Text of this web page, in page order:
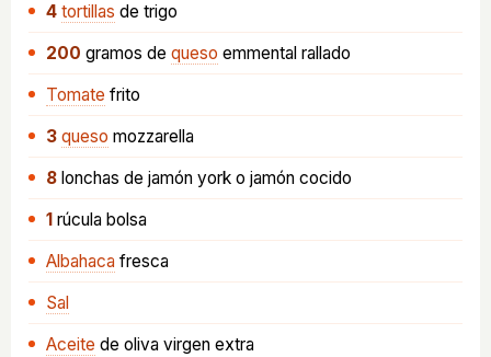
4 tortillas de trigo
200 gramos de queso emmental rallado
Tomate frito
3 queso mozzarella
8 lonchas de jamón york o jamón cocido
1 rúcula bolsa
Albahaca fresca
Sal
Aceite de oliva virgen extra